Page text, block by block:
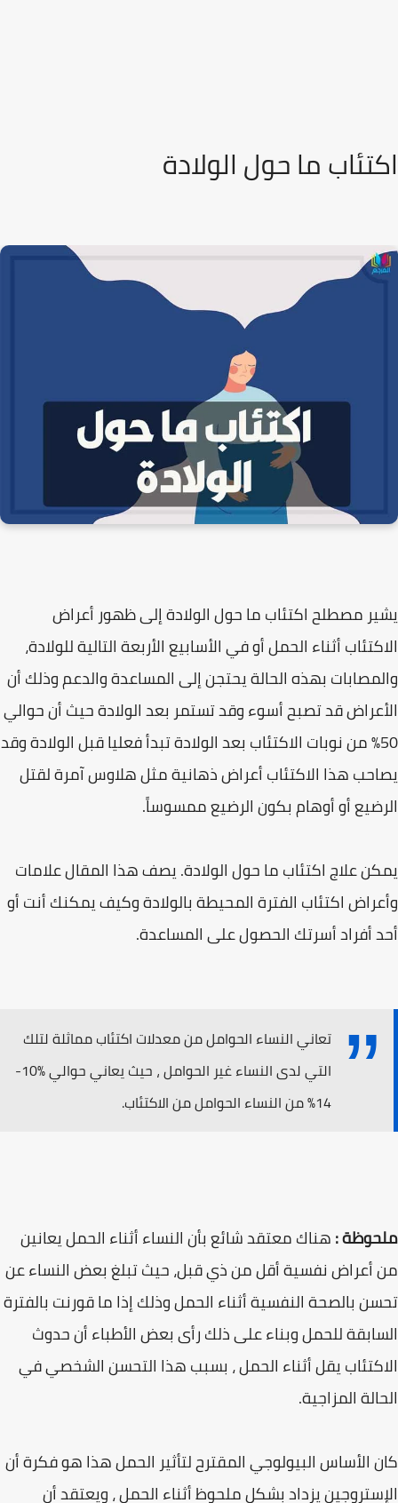
اكتئاب ما حول الولادة
يشير مصطلح اكتئاب ما حول الولادة إلى ظهور أعراض
الاكتئاب أثناء الحمل أو في الأسابيع الأربعة التالية للولادة،
والمصابات بهذه الحالة يحتجن إلى المساعدة والدعم وذلك أن
الأعراض قد تصبح أسوء وقد تستمر بعد الولادة حيث أن حوالي
50% من نوبات الاكتئاب بعد الولادة تبدأ فعليا قبل الولادة وقد
يصاحب هذا الاكتئاب أعراض ذهانية مثل هلاوس آمرة لقتل
الرضيع أو أوهام بكون الرضيع ممسوساً.
يمكن علاج اكتئاب ما حول الولادة. يصف هذا المقال علامات
وأعراض اكتئاب الفترة المحيطة بالولادة وكيف يمكنك أنت أو
أحد أفراد أسرتك الحصول على المساعدة.
تعاني النساء الحوامل من معدلات اكتئاب مماثلة لتلك
التي لدى النساء غير الحوامل ، حيث يعاني حوالي %10-
14% من النساء الحوامل من الاكتئاب.
ملحوظة :هناك معتقد شائع بأن النساء أثناء الحمل يعانين
من أعراض نفسية أقل من ذي قبل، حيث تبلغ بعض النساء عن
تحسن بالصحة النفسية أثناء الحمل وذلك إذا ما قورنت بالفترة
السابقة للحمل وبناء على ذلك رأى بعض الأطباء أن حدوث
الاكتئاب يقل أثناء الحمل ، بسبب هذا التحسن الشخصي في
الحالة المزاجية.
كان الأساس البيولوجي المقترح لتأثير الحمل هذا هو فكرة أن
الإستروجين يزداد بشكل ملحوظ أثناء الحمل ، ويعتقد أن